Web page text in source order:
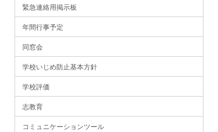
緊急連絡用掲示板
年間行事予定
同窓会
学校いじめ防止基本方針
学校評価
志教育
コミュニケーションツール